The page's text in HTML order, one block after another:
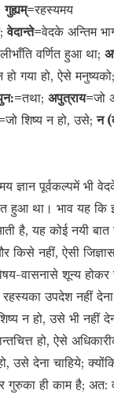
गुह्यम्=रहस्यमय
वेदान्ते=वेदके अन्तिम
वर्णित हुआ था;
हो गया हो, ऐसे
तथा;अपुत्राय=जो
जो शिष्य न हो, उसे;न
ज्ञान पूर्वकल्पमें भी
हुआ था। भाव यह कि
है, यह कोई नयी
किसे नहीं, ऐसी
वासनासे शून्य होकर
उपदेश नहीं
न हो, उसे भी नहीं
हो, ऐसे
उसे देना चाहिये;
गुरुका ही काम है;